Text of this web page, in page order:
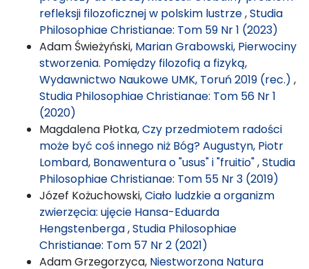
refleksji filozoficznej w polskim lustrze,Studia
Philosophiae Christianae: Tom 59 Nr 1 (2023)
Adam Świeżyński, Marian Grabowski, Pierwociny
stworzenia. Pomiędzy filozofią a fizyką,
Wydawnictwo Naukowe UMK, Toruń 2019 (rec.) ,
Studia Philosophiae Christianae: Tom 56 Nr 1
(2020)
Magdalena Płotka,Czy przedmiotem radości
może być coś innego niż Bóg? Augustyn, Piotr
Lombard, Bonawentura o "usus" i "fruitio",Studia
Philosophiae Christianae: Tom 55 Nr 3 (2019)
Józef Kożuchowski,Ciało ludzkie a organizm
zwierzęcia: ujęcie Hansa-Eduarda
Hengstenberga,Studia Philosophiae
Christianae: Tom 57 Nr 2 (2021)
Adam Grzegorzyca, Niestworzona Natura